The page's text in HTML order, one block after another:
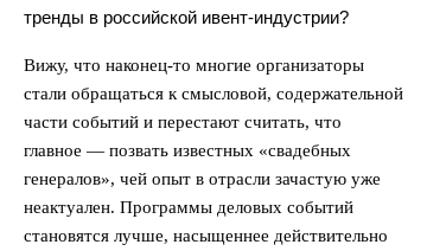
тренды в российской ивент-индустрии?
Вижу, что наконец-то многие организаторы
стали обращаться к смысловой, содержательной
части событий и перестают считать, что
главное — позвать известных «свадебных
генералов», чей опыт в отрасли зачастую уже
неактуален. Программы деловых событий
становятся лучше, насыщеннее действительно